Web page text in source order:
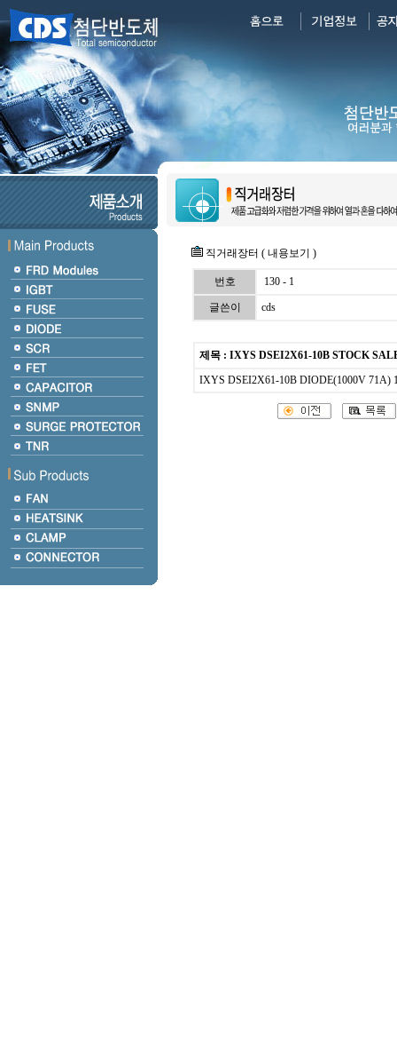
직거래장터 ( 내용보기 )
번호 130 - 1
글쓴이 cds
제목 : IXYS DSEI2X61-10B STOCK
IXYS DSEI2X61-10B DIODE(1000V 71A)